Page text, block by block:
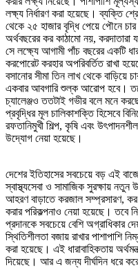
লক্ষ্য নির্ধারণ করা হয়েছে। ব্যক্তি
থেকে ২৫ হাজার বৃদ্ধি পেয়ে পৌনে
অর্থবছরের কর কাঠামো নয়, করদাতারা
সে লক্ষ্যে আগামী পাঁচ বছরের একটি
করপোরেট করহার অপরিবর্তিত রাখা
বসানোর সীমা তিন লাখ থেকে বাড়িয়ে
একবার আবগারি শুল্ক আরোপ হবে।
চ্যালেঞ্জও ততটাই গভীর বলে মনে
প্রবৃদ্ধির মূল চালিকাশক্তি হিসেবে
রফতানিমুখী শিল্প, কৃষি এবং
উদ্যোগ নেয়া হয়েছে।
দেশের ইতিহাসের সবচেয়ে বড় এই
স্বাস্থ্যসেবা ও সামাজিক সুরক্ষায়
আহরণ বাড়াতে করজাল সম্প্রসারণ,
করার পরিকল্পনাও নেয়া হয়েছে। তবে
প্রদানকে সবচেয়ে বেশি অগ্রাধিকার
স্থিতিশীলতা বজায় রাখার পাশাপাশি
করা হয়েছে। এই ধারাবাহিকতায়
দিয়েছে। আর এ জন্য দীর্ঘদিন ধরে